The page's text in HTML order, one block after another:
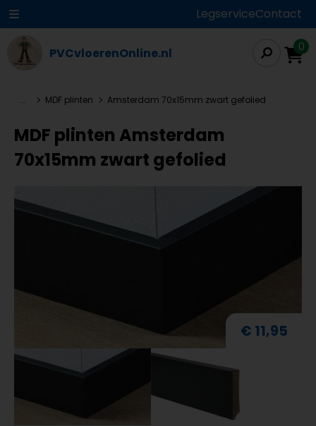
LegserviceContact
PVCvloerenOnline.nl 0
... MDF plinten Amsterdam 70x15mm zwart gefolied
MDF plinten Amsterdam
70x15mm zwart gefolied
€ 11,95